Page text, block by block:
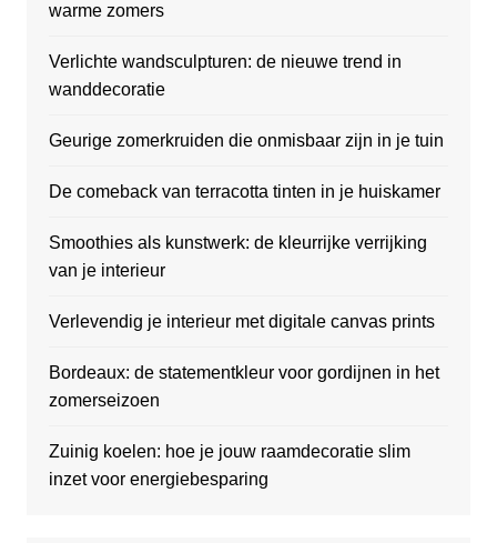
warme zomers
Verlichte wandsculpturen: de nieuwe trend in
wanddecoratie
Geurige zomerkruiden die onmisbaar zijn in je tuin
De comeback van terracotta tinten in je huiskamer
Smoothies als kunstwerk: de kleurrijke verrijking
van je interieur
Verlevendig je interieur met digitale canvas prints
Bordeaux: de statementkleur voor gordijnen in het
zomerseizoen
Zuinig koelen: hoe je jouw raamdecoratie slim
inzet voor energiebesparing